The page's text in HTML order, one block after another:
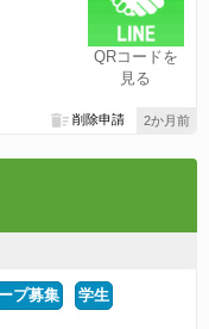
QRコードを
見る
2か月前
削除申請
プ募集 学生